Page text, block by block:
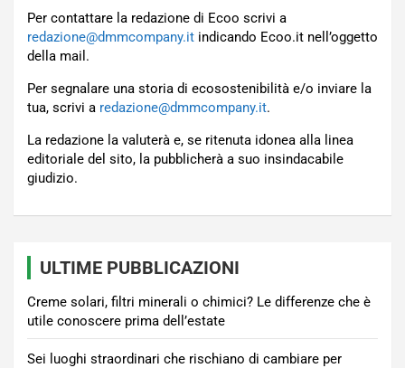
Per contattare la redazione di Ecoo scrivi a
redazione@dmmcompany.it indicando Ecoo.it nell’oggetto
della mail.
Per segnalare una storia di ecosostenibilità e/o inviare la
tua, scrivi a redazione@dmmcompany.it.
La redazione la valuterà e, se ritenuta idonea alla linea
editoriale del sito, la pubblicherà a suo insindacabile
giudizio.
ULTIME PUBBLICAZIONI
Creme solari, filtri minerali o chimici? Le differenze che è
utile conoscere prima dell’estate
Sei luoghi straordinari che rischiano di cambiare per